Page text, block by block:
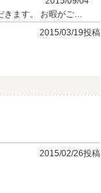
きます。 お暇がござ
2015/03/19投稿
2015/02/26投稿